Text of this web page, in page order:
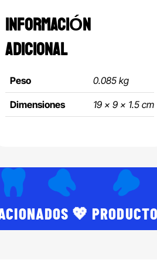
INFORMACIÓN
ADICIONAL
Peso 0.085 kg
Dimensiones 19 × 9 × 1.5 cm
💖